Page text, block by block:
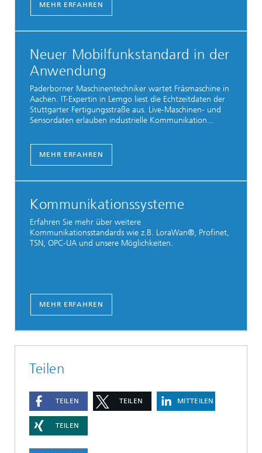
MEHR ERFAHREN
Neuer Mobilfunkstandard in der
Anwendung
Paderborner Maschinentechniker wartet Fräsmaschine in
Aachen. IT-Expertin in Lemgo liest die Echtzeitdaten der
Stuttgarter Fertigungsstraße aus. Live-Maschinen- und
Sensordaten erlauben industrielle Kommunikation...
MEHR ERFAHREN
Kommunikationssysteme
Erfahren Sie mehr über weitere
Kommunikationsstandards wie z.B. LoraWan®, Profinet,
TSN, OPC-UA und unsere Möglichkeiten.
MEHR ERFAHREN
Teilen
TEILEN TEILEN MITTEILEN
TEILEN